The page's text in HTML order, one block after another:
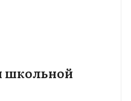
школьной